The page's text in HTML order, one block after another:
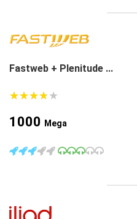
Fastweb + Plenitude ...
★★★★★
★★★★★
1000 Mega